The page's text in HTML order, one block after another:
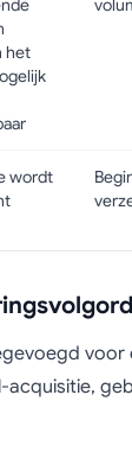
het
wordt
voor